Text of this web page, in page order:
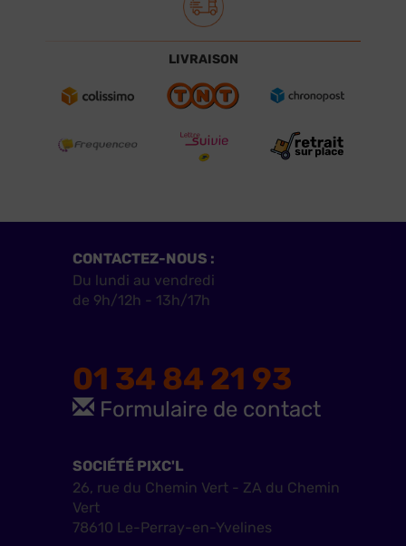
LIVRAISON
CONTACTEZ-NOUS :
Du lundi au vendredi
de 9h/12h - 13h/17h
01 34 84 21 93
Formulaire de contact
SOCIÉTÉ PIXC'L
26, rue du Chemin Vert - ZA du Chemin
Vert
78610 Le-Perray-en-Yvelines